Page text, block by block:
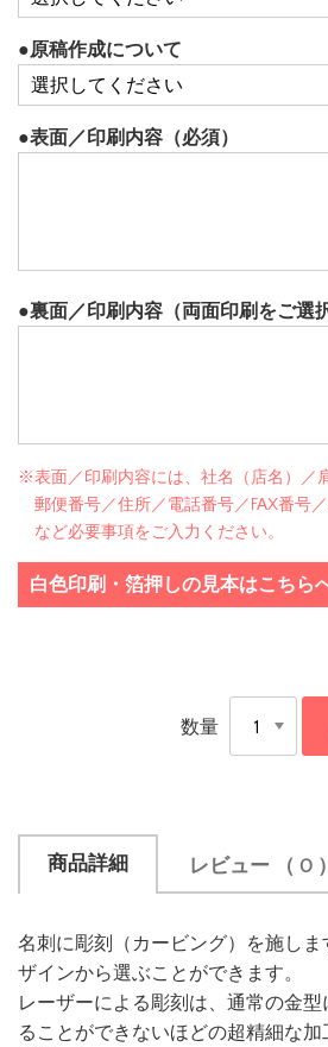
●原稿作成について
●表面／印刷内容（必須）
●裏面／印刷内容（両面印刷をご選
※表面／印刷内容には、社名（店名）／
郵便番号／住所／電話番号／FAX番号
など必要事項をご入力ください。
白色印刷・箔押しの見本はこちら
数量
商品詳細 レビュー （ 0 ）
名刺に彫刻（カービング）を施し
ザインから選ぶことができます。
レーザーによる彫刻は、通常の金
ることができないほどの超精細な